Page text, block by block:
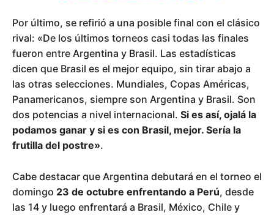
Por último, se refirió a una posible final con el clásico
rival: «De los últimos torneos casi todas las finales
fueron entre Argentina y Brasil. Las estadísticas
dicen que Brasil es el mejor equipo, sin tirar abajo a
las otras selecciones. Mundiales, Copas Américas,
Panamericanos, siempre son Argentina y Brasil. Son
dos potencias a nivel internacional. Si es así, ojalá la
podamos ganar y si es con Brasil, mejor. Sería la
frutilla del postre».
Cabe destacar que Argentina debutará en el torneo el
domingo 23 de octubre enfrentando a Perú, desde
las 14 y luego enfrentará a Brasil, México, Chile y